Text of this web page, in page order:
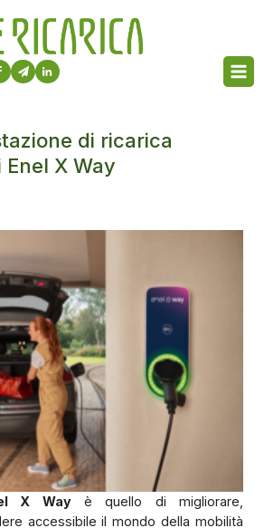
di ricarica
X Way
X Wayè quello di migliorare,
accessibile il mondo della mobilità